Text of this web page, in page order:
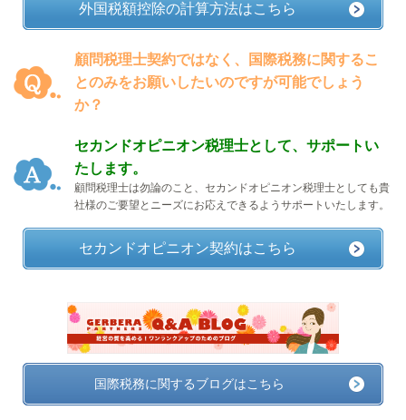
外国税額控除の計算方法はこちら
顧問税理士契約ではなく、国際税務に関するこ
とのみをお願いしたいのですが可能でしょう
か？
セカンドオピニオン税理士として、サポートい
たします。
顧問税理士は勿論のこと、セカンドオピニオン税理士としても貴
社様のご要望とニーズにお応えできるようサポートいたします。
セカンドオピニオン契約はこちら
国際税務に関するブログはこちら